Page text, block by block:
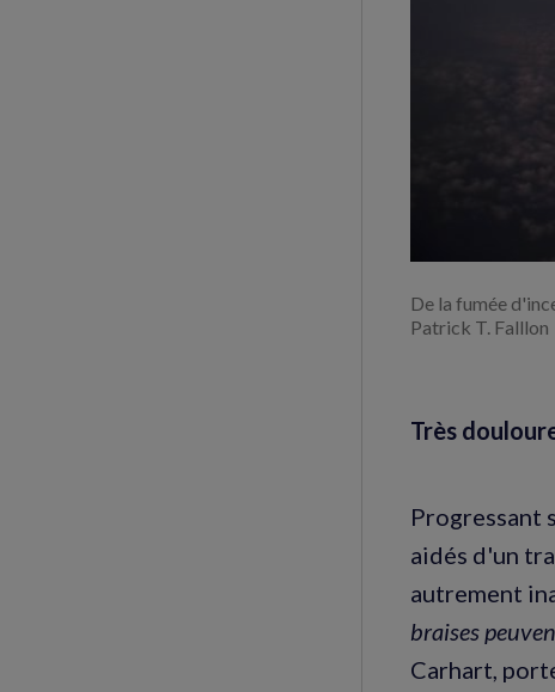
De la fumée
Patrick T. Falllon
Très
Progressant
aidés d'un
autrement
braises
Carhart,